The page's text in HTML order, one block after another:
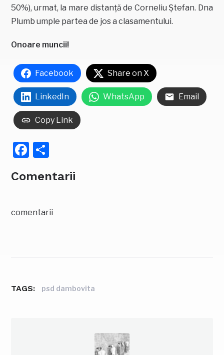
50%), urmat, la mare distanță de Corneliu Ștefan. Dna
Plumb umple partea de jos a clasamentului.
Onoare muncii!
Facebook Share on X
LinkedIn WhatsApp Email
Copy Link
Facebook
Comentarii
comentarii
TAGS: psd dambovita